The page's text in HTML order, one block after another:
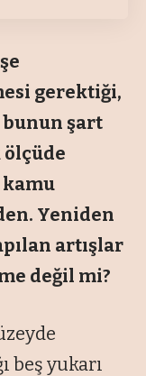
gerektiği,
şart
kamu
Yeniden
artışlar
değil mi?
beş yukarı